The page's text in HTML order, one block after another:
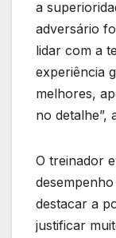
a
adversário
lidar com a
experiência
melhores,
no detalhe”,
O treinador
destacar a
justificar